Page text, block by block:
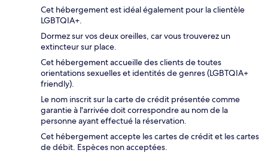
Cet hébergement est idéal également pour la clientèle
LGBTQIA+.
Dormez sur vos deux oreilles, car vous trouverez un
extincteur sur place.
Cet hébergement accueille des clients de toutes
orientations sexuelles et identités de genres (LGBTQIA+
friendly).
Le nom inscrit sur la carte de crédit présentée comme
garantie à l'arrivée doit correspondre au nom de la
personne ayant effectué la réservation.
Cet hébergement accepte les cartes de crédit et les cartes
de débit. Espèces non acceptées.